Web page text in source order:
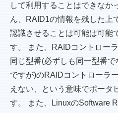
して利用することはできなか
ん、RAID1の情報を残した上
認識させることは可能は可能
す。 また、RAIDコントロー
同じ型番(必ずしも同一型番
ですが)のRAIDコントローラ
えない、という意味でポータ
す。 また、LinuxのSoftware